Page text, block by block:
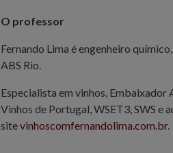
O professor
Fernando Lima é engenheiro
ABS Rio.
Especialista em vinhos, Embaixador
Vinhos de Portugal, WSET3, SWS e
sitevinhoscomfernandolima.com.br.